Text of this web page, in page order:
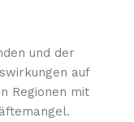
und der
auf
Regionen mit